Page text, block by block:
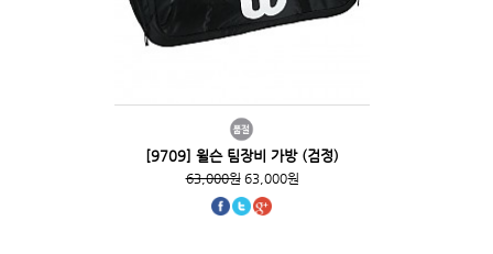
[9709] 윌슨 팀장비 가방 (검정)
63,000원63,000원